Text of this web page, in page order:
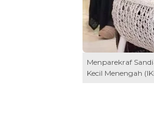
Menparekraf
Kecil Menengah